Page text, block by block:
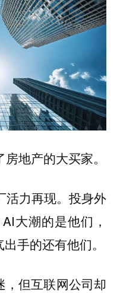
地产的大买家。
活力再现。投身外
大潮的是他们，
手的还有他们。
但互联网公司却